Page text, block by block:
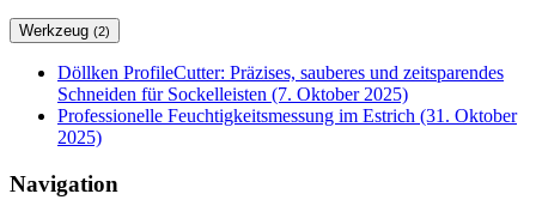
Werkzeug (2)
Döllken ProfileCutter: Präzises, sauberes und zeitsparendes
Schneiden für Sockelleisten (7. Oktober 2025)
Professionelle Feuchtigkeitsmessung im Estrich (31. Oktober
2025)
Navigation